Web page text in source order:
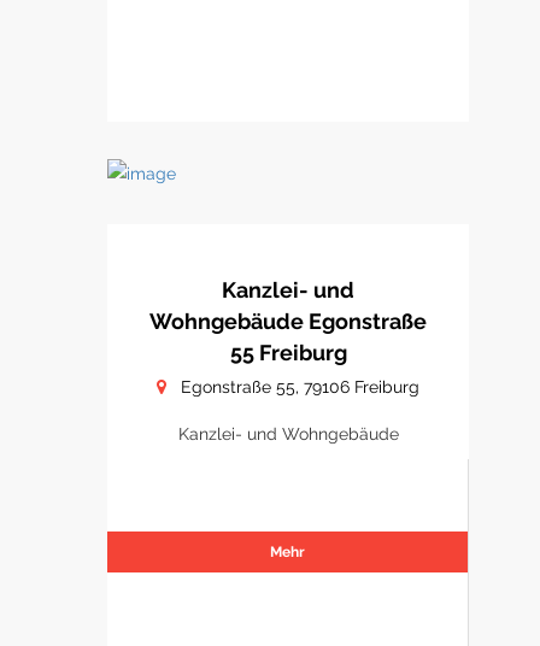
Kanzlei- und
Wohngebäude Egonstraße
55 Freiburg
Egonstraße 55, 79106 Freiburg
Kanzlei- und Wohngebäude
Mehr